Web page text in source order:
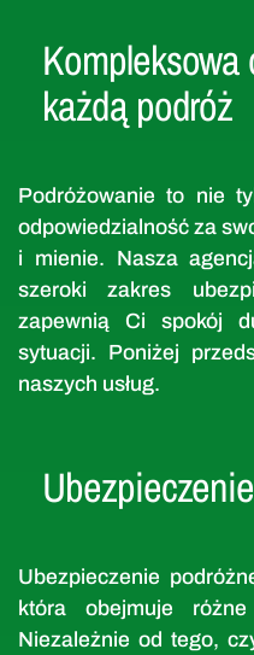
każdą podróż
Podróżowanie to nie
odpowiedzialność za
i mienie. Nasza
szeroki zakres
zapewnią Ci spokój
sytuacji. Poniżej
naszych usług.
Ubezpieczenie
która obejmuje
Niezależnie od tego,